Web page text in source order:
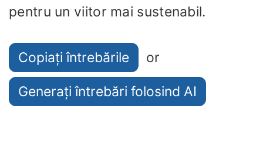
pentru un viitor mai sustenabil.
Copiați întrebările or
Generați întrebări folosind AI